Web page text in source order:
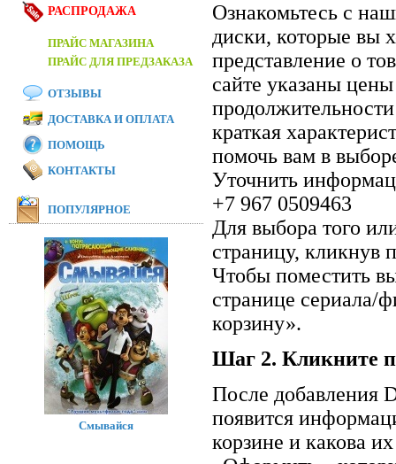
Ознакомьтесь с
диски, которые вы
представление о
сайте указаны
краткая
помочь вам в
Уточнить
+7 967 0509463
Для выбора того
страницу, кликнув
Чтобы поместить
странице сериала/
корзину».
Шаг 2. Кликните
После добавления
появится
корзине и какова
РАСПРОДАЖА
ПРАЙС МАГАЗИНА
ПРАЙС ДЛЯ ПРЕДЗАКАЗА
ОТЗЫВЫ
ДОСТАВКА И ОПЛАТА
ПОМОЩЬ
КОНТАКТЫ
ПОПУЛЯРНОЕ
Смывайся